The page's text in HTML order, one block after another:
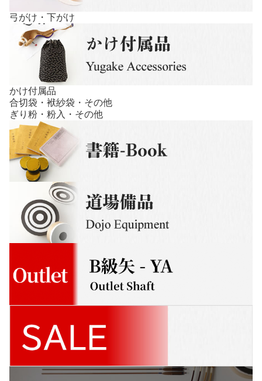
弓がけ・下がけ
かけ付属品
合切袋・袱紗袋・その他
ぎり粉・粉入・その他